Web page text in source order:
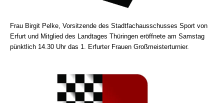
Frau Birgit Pelke, Vorsitzende des Stadtfachausschusses Sport von
Erfurt und Mitglied des Landtages Thüringen eröffnete am Samstag
pünktlich 14.30 Uhr das 1. Erfurter Frauen Großmeisterturnier.